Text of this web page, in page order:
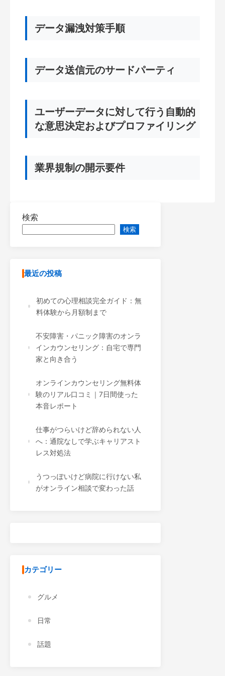
データ漏洩対策手順
データ送信元のサードパーティ
ユーザーデータに対して行う自動的
な意思決定およびプロファイリング
業界規制の開示要件
検索
検索
最近の投稿
初めての心理相談完全ガイド：無
料体験から月額制まで
不安障害・パニック障害のオンラ
インカウンセリング：自宅で専門
家と向き合う
オンラインカウンセリング無料体
験のリアル口コミ｜7日間使った
本音レポート
仕事がつらいけど辞められない人
へ：通院なしで学ぶキャリアスト
レス対処法
うつっぽいけど病院に行けない私
がオンライン相談で変わった話
カテゴリー
グルメ
日常
話題